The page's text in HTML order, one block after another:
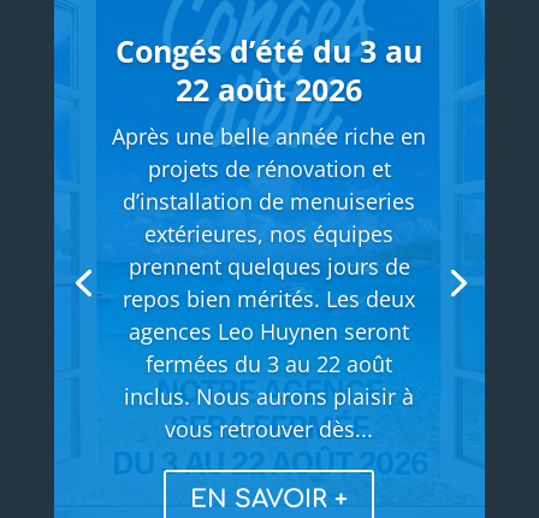
Congés d’été du 3 au
22 août 2026
Après une belle année riche en
projets de rénovation et
d’installation de menuiseries
extérieures, nos équipes
prennent quelques jours de
repos bien mérités. Les deux
agences Leo Huynen seront
fermées du 3 au 22 août
inclus. Nous aurons plaisir à
vous retrouver dès...
EN SAVOIR +